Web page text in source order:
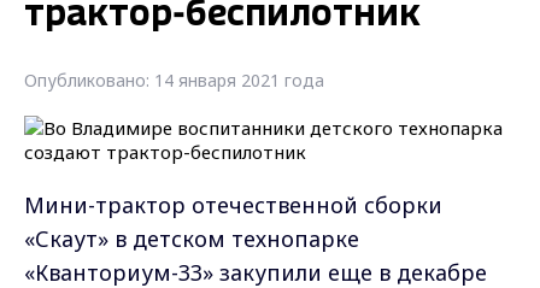
трактор-беспилотник
Опубликовано: 14 января 2021 года
Мини-трактор отечественной сборки
«Скаут» в детском технопарке
«Кванториум-33» закупили еще в декабре